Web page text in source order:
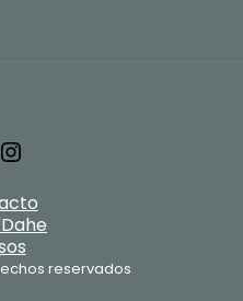
Facebook
reservados